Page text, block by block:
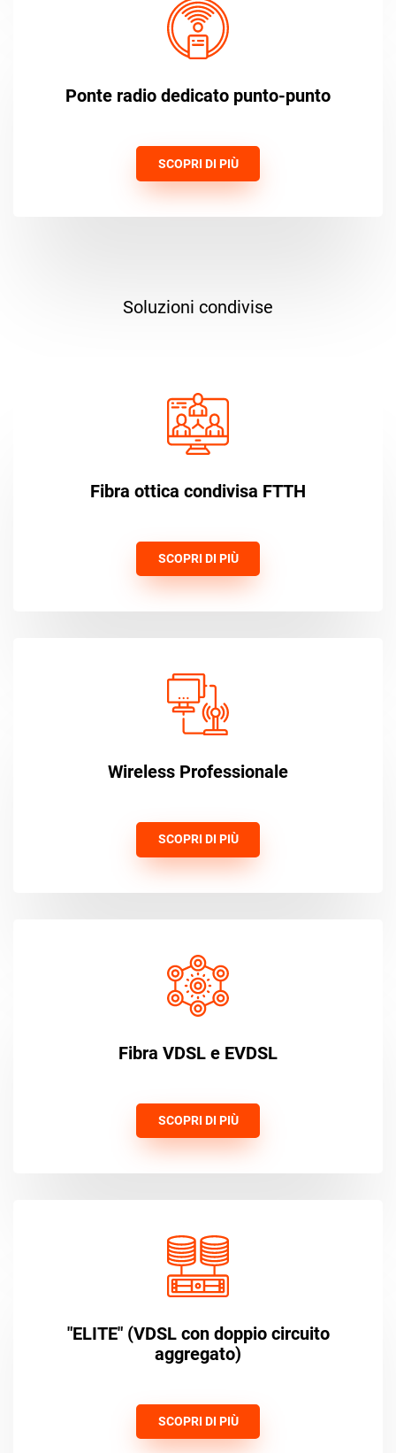
Ponte radio dedicato punto-punto
SCOPRI DI PIÙ
Soluzioni condivise
Fibra ottica condivisa FTTH
SCOPRI DI PIÙ
Wireless Professionale
SCOPRI DI PIÙ
Fibra VDSL e EVDSL
SCOPRI DI PIÙ
"ELITE" (VDSL con doppio circuito
aggregato)
SCOPRI DI PIÙ